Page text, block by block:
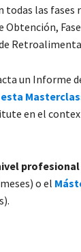
las fases
Obtención,
de
un
esta
en el
profesional
o el